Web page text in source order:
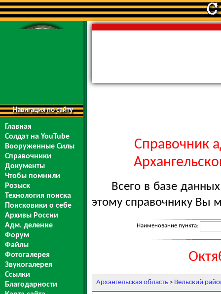
Навигация по сайту
Главная
Солдат на YouTube
Вооруженные Силы
Справочники
Документы
Чтобы помнили
Розыск
Технология поиска
Поисковики о себе
Архивы России
Адм. деление
Форум
Файлы
Фотогалерея
Звукогалерея
Ссылки
Благодарности
Справочник
Всего в базе
этому справочнику Вы
Наименование пункта:
Архангельская область > Вельский